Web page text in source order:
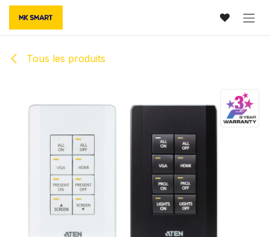
Se rendre au contenu
Tous les produits